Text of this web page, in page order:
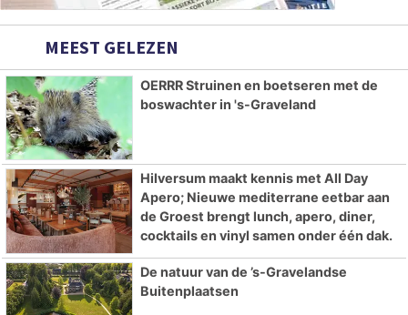
MEEST GELEZEN
OERRR Struinen en boetseren met de
boswachter in 's-Graveland
Hilversum maakt kennis met All Day
Apero; Nieuwe mediterrane eetbar aan
de Groest brengt lunch, apero, diner,
cocktails en vinyl samen onder één dak.
De natuur van de ’s-Gravelandse
Buitenplaatsen